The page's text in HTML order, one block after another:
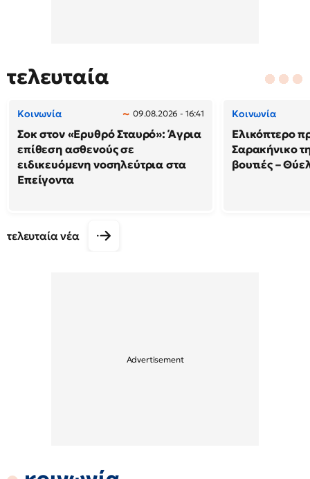
τελευταία
Κοινωνία 09.08.2026 - 16:41
Σοκ στον «Ερυθρό Σταυρό»: Άγρια
επίθεση ασθενούς σε
ειδικευόμενη νοσηλεύτρια στα
Επείγοντα
Κοινωνία
Ελικόπτερο
Σαρακήνικο
βουτιές –
τελευταία νέα